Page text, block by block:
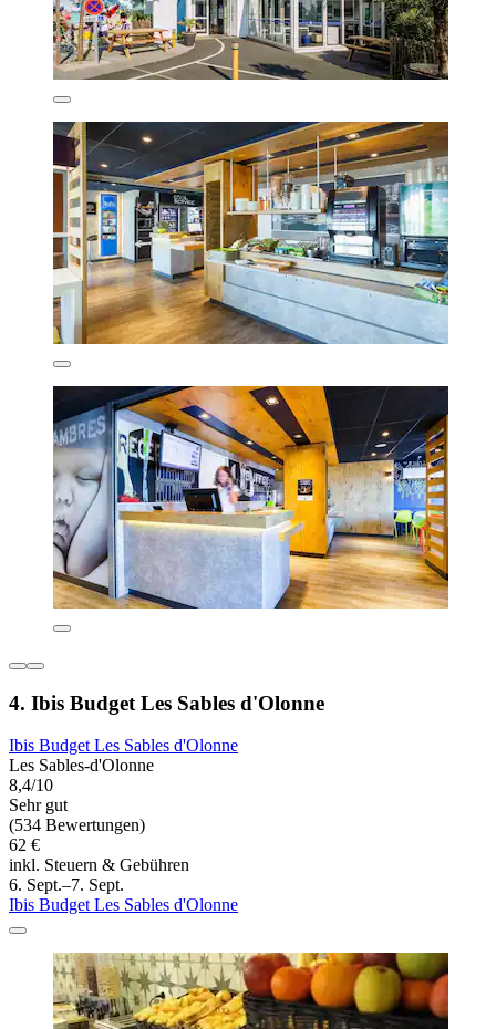
4. Ibis Budget Les Sables d'Olonne
Ibis Budget Les Sables d'Olonne
Les Sables-d'Olonne
8,4/10
Sehr gut
(534 Bewertungen)
62 €
inkl. Steuern & Gebühren
6. Sept.–7. Sept.
Ibis Budget Les Sables d'Olonne